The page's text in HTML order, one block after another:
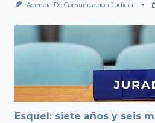
Agencia De Comunicación Judicial
Esquel: siete años y seis